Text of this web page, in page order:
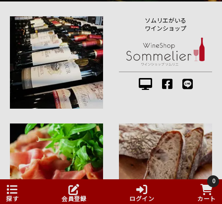
探す 会員登録 ログイン
0
カート
ソムリエがいる
ワインショップ